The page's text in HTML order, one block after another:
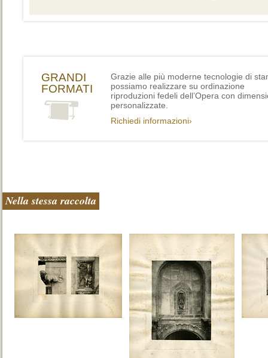
GRANDI
FORMATI
Grazie alle più moderne tecnologie di
possiamo realizzare su ordinazione
riproduzioni fedeli dell’Opera con
personalizzate.
Richiedi informazioni›
Nella stessa raccolta